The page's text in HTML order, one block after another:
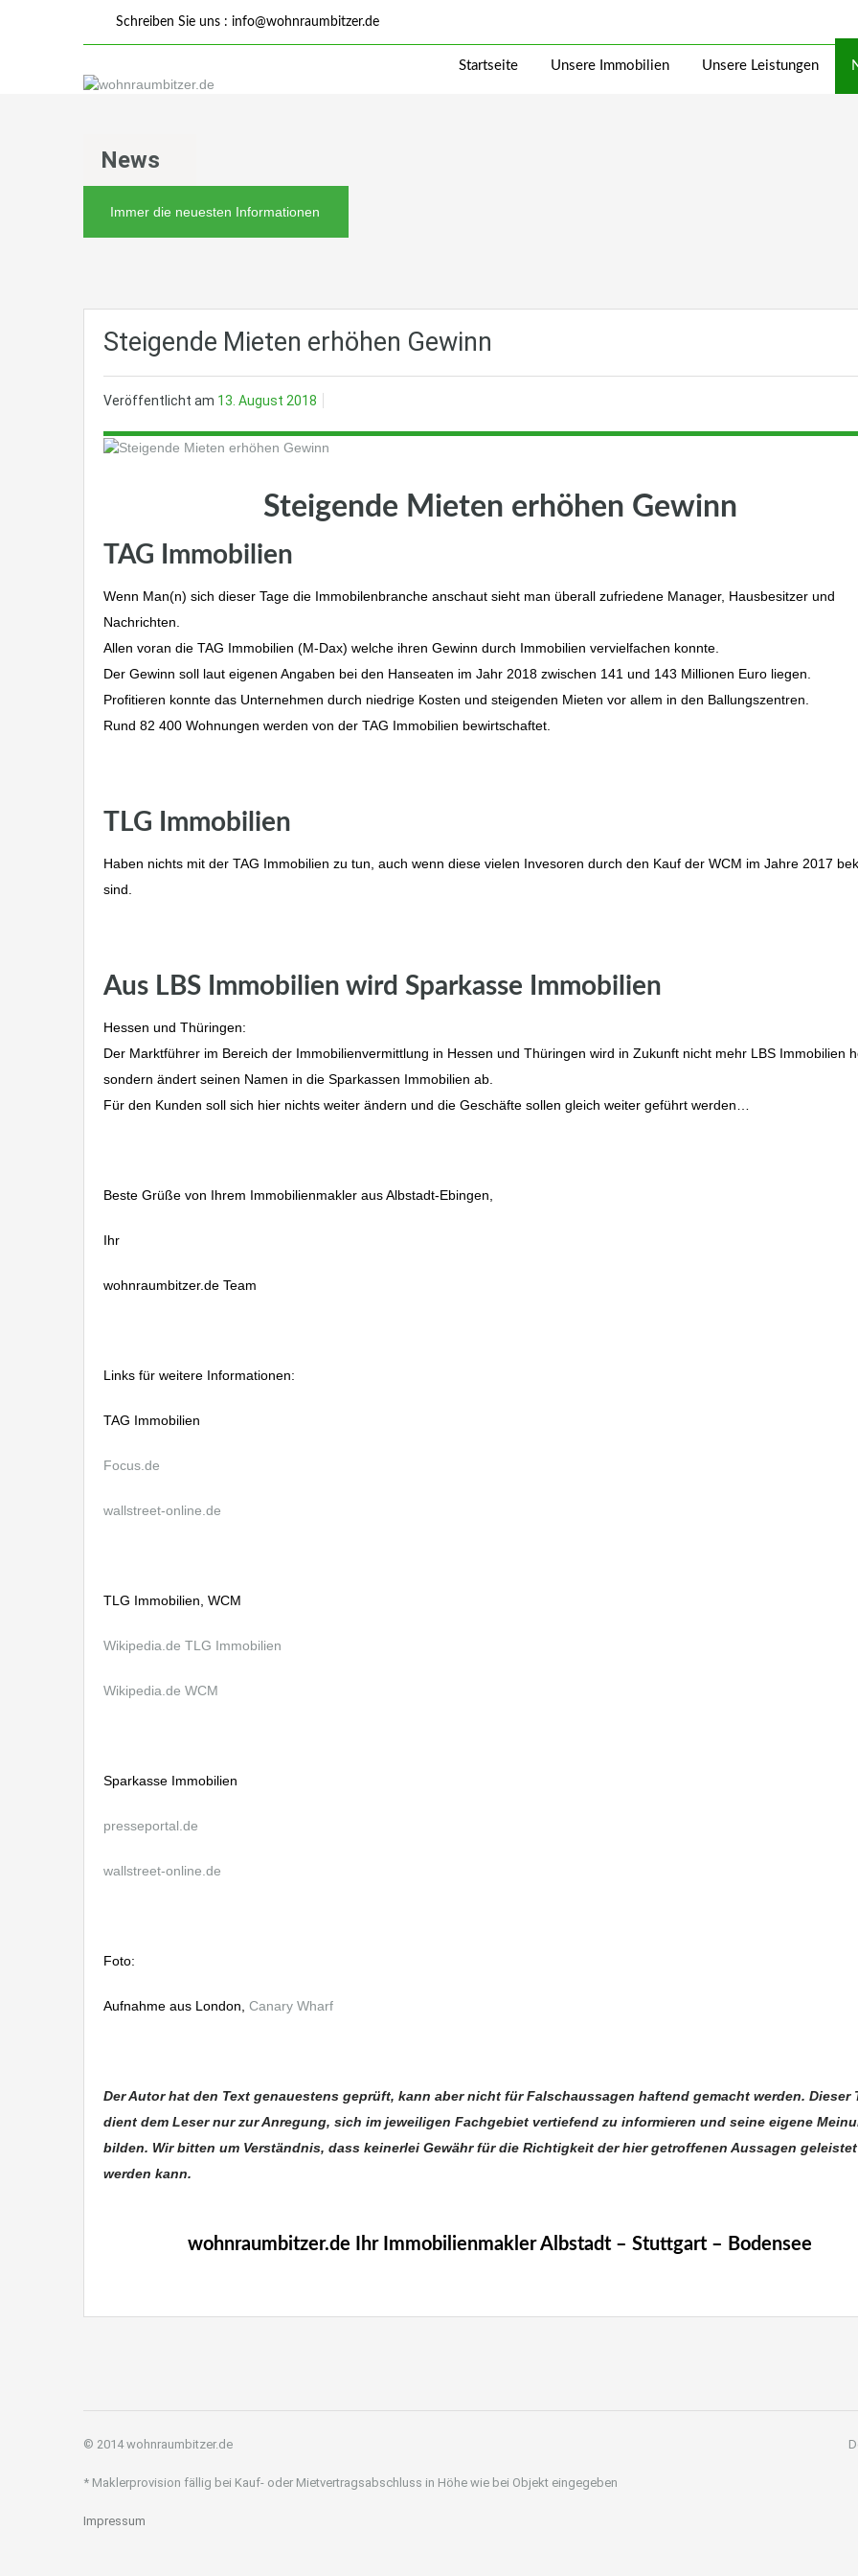
Schreiben Sie uns : info@wohnraumbitzer.de
Startseite Unsere Immobilien Unsere Leistungen
News
Immer die neuesten Informationen
Steigende Mieten erhöhen Gewinn
Veröffentlicht am 13. August 2018
Steigende Mieten erhöhen Gewinn
TAG Immobilien
Wenn Man(n) sich dieser Tage die Immobilenbranche anschaut sieht man überall zufriedene Manager, Hausbesitzer und
Nachrichten.
Allen voran die TAG Immobilien (M-Dax) welche ihren Gewinn durch Immobilien vervielfachen konnte.
Der Gewinn soll laut eigenen Angaben bei den Hanseaten im Jahr 2018 zwischen 141 und 143 Millionen Euro liegen.
Profitieren konnte das Unternehmen durch niedrige Kosten und steigenden Mieten vor allem in den Ballungszentren.
Rund 82 400 Wohnungen werden von der TAG Immobilien bewirtschaftet.
TLG Immobilien
Haben nichts mit der TAG Immobilien zu tun, auch wenn diese vielen Invesoren durch den Kauf der WCM im Jahre 2017
sind.
Aus LBS Immobilien wird Sparkasse Immobilien
Hessen und Thüringen:
Der Marktführer im Bereich der Immobilienvermittlung in Hessen und Thüringen wird in Zukunft nicht mehr LBS Immobilien
sondern ändert seinen Namen in die Sparkassen Immobilien ab.
Für den Kunden soll sich hier nichts weiter ändern und die Geschäfte sollen gleich weiter geführt werden…
Beste Grüße von Ihrem Immobilienmakler aus Albstadt-Ebingen,
Ihr
wohnraumbitzer.de Team
Links für weitere Informationen:
TAG Immobilien
Focus.de
wallstreet-online.de
TLG Immobilien, WCM
Wikipedia.de TLG Immobilien
Wikipedia.de WCM
Sparkasse Immobilien
presseportal.de
wallstreet-online.de
Foto:
Aufnahme aus London, Canary Wharf
Der Autor hat den Text genauestens geprüft, kann aber nicht für Falschaussagen haftend gemacht werden. Dieser
dient dem Leser nur zur Anregung, sich im jeweiligen Fachgebiet vertiefend zu informieren und seine eigene
bilden. Wir bitten um Verständnis, dass keinerlei Gewähr für die Richtigkeit der hier getroffenen Aussagen geleistet
werden kann.
wohnraumbitzer.de Ihr Immobilienmakler Albstadt – Stuttgart – Bodensee
© 2014 wohnraumbitzer.de
* Maklerprovision fällig bei Kauf- oder Mietvertragsabschluss in Höhe wie bei Objekt eingegeben
Impressum